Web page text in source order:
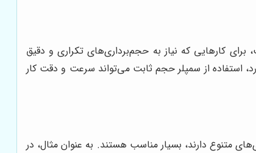
کارهایی که نیاز به حجم‌برداری‌های تکراری و دقیق
استفاده از سمپلر حجم ثابت می‌تواند سرعت و دقت کار
متنوع دارند، بسیار مناسب هستند. به عنوان مثال، در